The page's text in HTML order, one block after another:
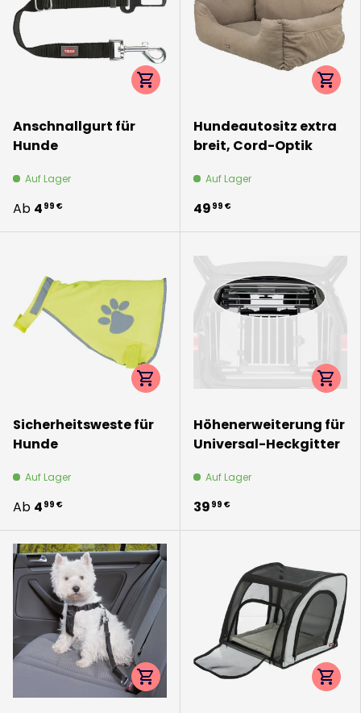
Anschnallgurt für
Hunde
Auf Lager
Ab 4 99 €
Optionen auswählen
Hundeautositz extra
breit, Cord-Optik
Auf Lager
49 99 €
Sicherheitsweste für
Hunde
Auf Lager
Ab 4 99 €
Optionen auswählen
Höhenerweiterung für
Universal-Heckgitter
Auf Lager
39 99 €
Optionen auswählen